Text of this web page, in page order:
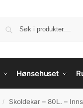
Hønsehuset
/ Skoldekar – 80L. –